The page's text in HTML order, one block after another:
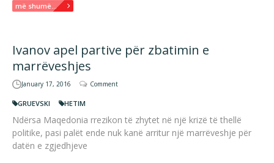
më shumë...
Ivanov apel partive për zbatimin e
marrëveshjes
January 17, 2016 Comment
GRUEVSKI HETIM
Ndërsa Maqedonia rrezikon të zhytet në një krizë të thellë
politike, pasi palët ende nuk kanë arritur një marrëveshje për
datën e zgjedhjeve